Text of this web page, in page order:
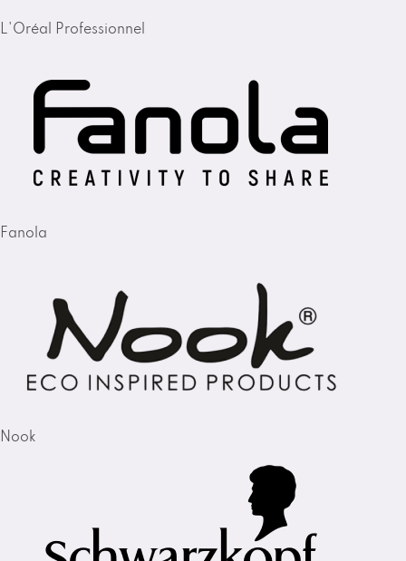
L'Oréal Professionnel
Fanola
Nook